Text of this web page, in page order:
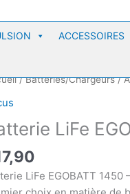
ACCESSOIRES
/Batteries/Chargeurs/
LiFe
LiFe EGOBATT 1450